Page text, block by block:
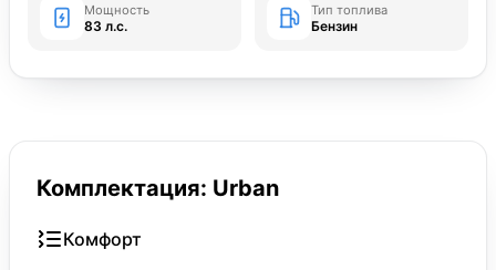
Мощность
83 л.с.
Тип топлива
Бензин
Комплектация: Urban
Комфорт